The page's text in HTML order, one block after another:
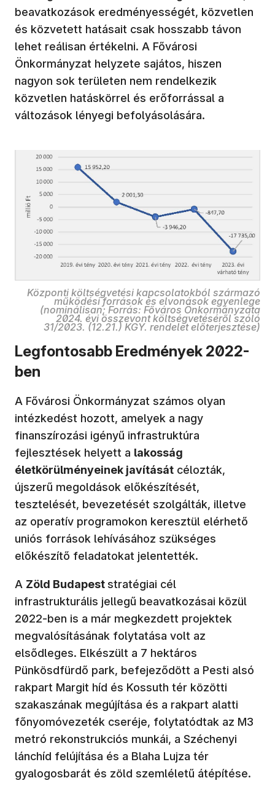
beavatkozások eredményességét, közvetlen
és közvetett hatásait csak hosszabb távon
lehet reálisan értékelni. A Fővárosi
Önkormányzat helyzete sajátos, hiszen
nagyon sok területen nem rendelkezik
közvetlen hatáskörrel és erőforrással a
változások lényegi befolyásolására.
Központi költségvetési kapcsolatokból származó
működési források és elvonások egyenlege
(nominálisan; Forrás: Főváros Önkormányzata
2024. évi összevont költségvetéséről szóló
31/2023. (12.21.) KGY. rendelet előterjesztése)
Legfontosabb Eredmények 2022-
ben
A Fővárosi Önkormányzat számos olyan
intézkedést hozott, amelyek a nagy
finanszírozási igényű infrastruktúra
fejlesztések helyett a lakosság
életkörülményeinek javítását célozták,
újszerű megoldások előkészítését,
tesztelését, bevezetését szolgálták, illetve
az operatív programokon keresztül elérhető
uniós források lehívásához szükséges
előkészítő feladatokat jelentették.
A Zöld Budapeststratégiai cél
infrastrukturális jellegű beavatkozásai közül
2022-ben is a már megkezdett projektek
megvalósításának folytatása volt az
elsődleges. Elkészült a 7 hektáros
Pünkösdfürdő park, befejeződött a Pesti alsó
rakpart Margit híd és Kossuth tér közötti
szakaszának megújítása és a rakpart alatti
főnyomóvezeték cseréje, folytatódtak az M3
metró rekonstrukciós munkái, a Széchenyi
lánchíd felújítása és a Blaha Lujza tér
gyalogosbarát és zöld szemléletű átépítése.